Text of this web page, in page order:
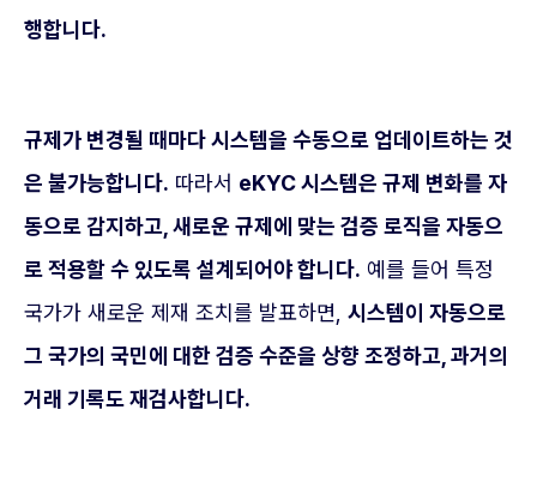
행합니다.
규제가 변경될 때마다 시스템을 수동으로 업데이트하는 것
은 불가능합니다. 따라서 eKYC 시스템은 규제 변화를 자
동으로 감지하고, 새로운 규제에 맞는 검증 로직을 자동으
로 적용할 수 있도록 설계되어야 합니다. 예를 들어 특정
국가가 새로운 제재 조치를 발표하면, 시스템이 자동으로
그 국가의 국민에 대한 검증 수준을 상향 조정하고, 과거의
거래 기록도 재검사합니다.